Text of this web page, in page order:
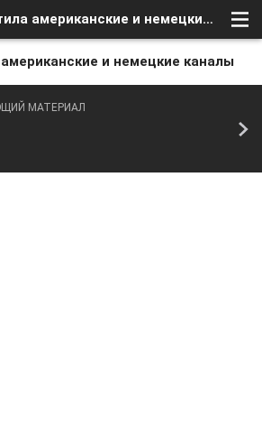
Турция запретила американские и немецкие каналы
и немецкие каналы
МАТЕРИАЛ